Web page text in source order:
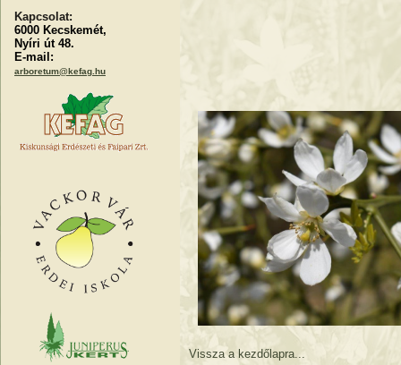
Kapcsolat:
6000 Kecskemét,
Nyíri út 48.
E-mail:
arboretum@kefag.hu
Vissza a kezdőlapra...